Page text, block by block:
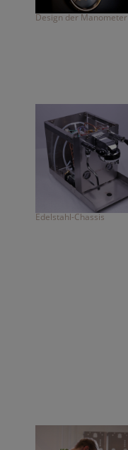
Design der Manometer
Edelstahl-Chassis